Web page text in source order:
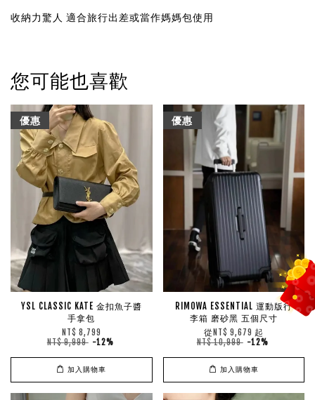
收納力驚人 適合旅行出差或當作媽媽包使用
您可能也喜歡
優惠
YSL CLASSIC KATE 金扣魚子醬
手拿包
NT$ 8,799
NT$ 9,999 -12%
加入購物車
優惠
RIMOWA ESSENTIAL 運動版行
李箱 磨砂黑 五個尺寸
從 NT$ 9,679 起
NT$ 10,999 -12%
加入購物車